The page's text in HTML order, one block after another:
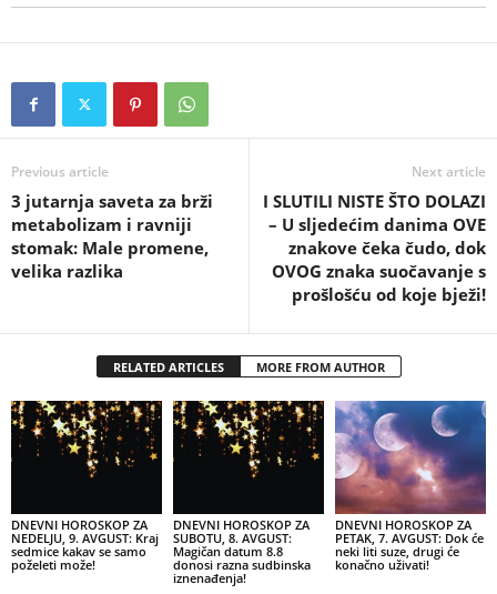
Previous article
3 jutarnja saveta za brži
metabolizam i ravniji
stomak: Male promene,
velika razlika
Next article
I SLUTILI NISTE ŠTO DOLAZI
– U sljedećim danima OVE
znakove čeka čudo, dok
OVOG znaka suočavanje s
prošlošću od koje bježi!
RELATED ARTICLES MORE FROM AUTHOR
DNEVNI HOROSKOP ZA
NEDELJU, 9. AVGUST: Kraj
sedmice kakav se samo
poželeti može!
DNEVNI HOROSKOP ZA
SUBOTU, 8. AVGUST:
Magičan datum 8.8
donosi razna sudbinska
iznenađenja!
DNEVNI HOROSKOP ZA
PETAK, 7. AVGUST: Dok će
neki liti suze, drugi će
konačno uživati!